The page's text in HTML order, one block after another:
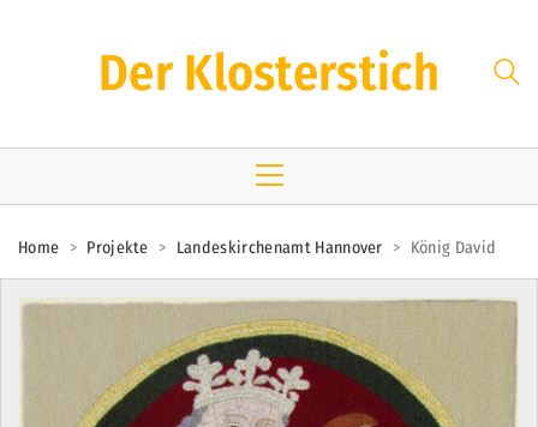
Der Klosterstich
Home > Projekte > Landeskirchenamt Hannover > König David